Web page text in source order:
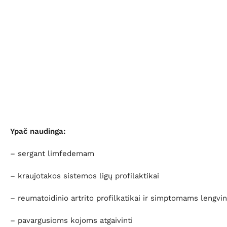
Ypač naudinga:
– sergant limfedemam
– kraujotakos sistemos ligų profilaktikai
– reumatoidinio artrito profilkatikai ir simptomams
– pavargusioms kojoms atgaivinti